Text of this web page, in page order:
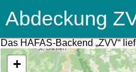
Abdeckung
Das HAFAS-Backend „ZVV“
+